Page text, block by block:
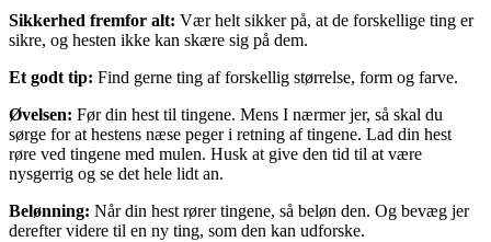
Sikkerhed fremfor alt: Vær helt sikker på, at de forskellige ting er
sikre, og hesten ikke kan skære sig på dem.
Et godt tip: Find gerne ting af forskellig størrelse, form og farve.
Øvelsen: Før din hest til tingene. Mens I nærmer jer, så skal du
sørge for at hestens næse peger i retning af tingene. Lad din hest
røre ved tingene med mulen. Husk at give den tid til at være
nysgerrig og se det hele lidt an.
Belønning: Når din hest rører tingene, så beløn den. Og bevæg jer
derefter videre til en ny ting, som den kan udforske.